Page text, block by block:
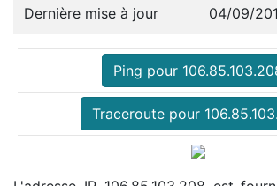
Dernière mise à jour 04/09/
Ping pour
Traceroute pour